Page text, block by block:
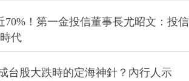
70%！第一金投信董事長尤昭文：投信
代
台股大跌時的定海神針？內行人示